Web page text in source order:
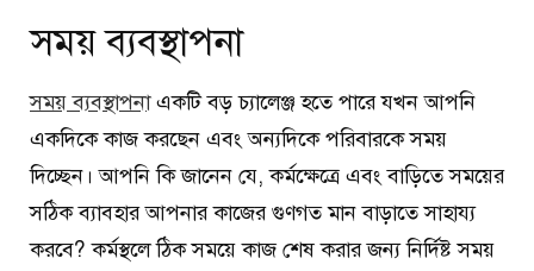
সময় ব্যবস্থাপনা
সময় ব্যবস্থাপনাএকটি বড় চ্যালেঞ্জ হতে পারে যখন আপনি
একদিকে কাজ করছেন এবং অন্যদিকে পরিবারকে সময়
দিচ্ছেন। আপনি কি জানেন যে, কর্মক্ষেত্রে এবং বাড়িতে সময়ের
সঠিক ব্যাবহার আপনার কাজের গুণগত মান বাড়াতে সাহায্য
করবে? কর্মস্থলে ঠিক সময়ে কাজ শেষ করার জন্য নির্দিষ্ট সময়